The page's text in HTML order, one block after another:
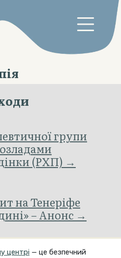
групи
(РХП) →
на Тенеріфе
– Анонс →
центрі — це безпечний